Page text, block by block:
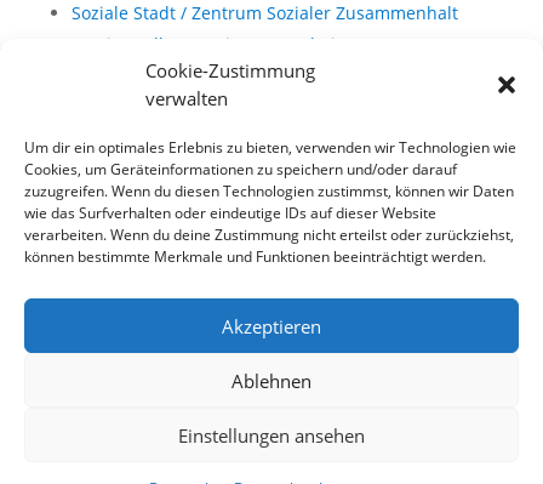
Cookie-Zustimmung
verwalten
Um dir ein optimales Erlebnis zu bieten, verwenden wir Technologien wie
Cookies, um Geräteinformationen zu speichern und/oder darauf
zuzugreifen. Wenn du diesen Technologien zustimmst, können wir Daten
wie das Surfverhalten oder eindeutige IDs auf dieser Website
verarbeiten. Wenn du deine Zustimmung nicht erteilst oder zurückziehst,
können bestimmte Merkmale und Funktionen beeinträchtigt werden.
Akzeptieren
Ablehnen
Einstellungen ansehen
Soziale Stadt / Zentrum Sozialer Zusammenhalt
Servicestelle Gemeinwesenarbeit